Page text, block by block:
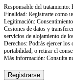
Responsable del
Finalidad: Registrarte como
Legitimación: Consentimiento
Cesiones de datos y
servicios de alojamiento de
Derechos: Podrás ejercer
portabilidad, o retirar el
Más información: Consulta
Registrarse